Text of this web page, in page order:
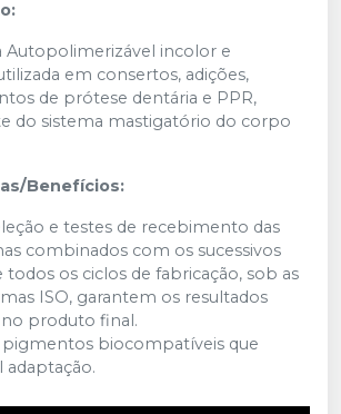
Autopolimerizável incolor e
em consertos, adições,
de prótese dentária e PPR,
do sistema mastigatório do corpo
Benefícios:
e testes de recebimento das
combinados com os sucessivos
todos os ciclos de fabricação, sob as
ISO, garantem os resultados
produto final.
pigmentos biocompatíveis que
adaptação.